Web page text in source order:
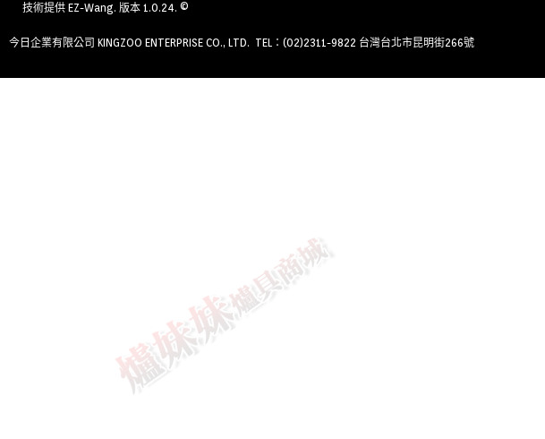
技術提供 EZ-Wang. 版本 1.0.24. ©
今日企業有限公司 KINGZOO ENTERPRISE CO., LTD. TEL：(02)2311-9822 台灣台北市昆明街266號